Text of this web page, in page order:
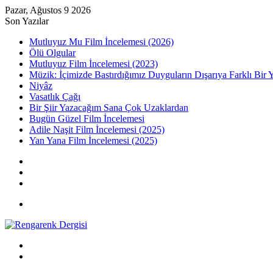
Pazar, Ağustos 9 2026
Son Yazılar
Mutluyuz Mu Film İncelemesi (2026)
Ölü Olgular
Mutluyuz Film İncelemesi (2023)
Müzik: İçimizde Bastırdığımız Duyguların Dışarıya Farklı Bir
Niyâz
Vasatlık Çağı
Bir Şiir Yazacağım Sana Çok Uzaklardan
Bugün Güzel Film İncelemesi
Adile Naşit Film İncelemesi (2025)
Yan Yana Film İncelemesi (2025)